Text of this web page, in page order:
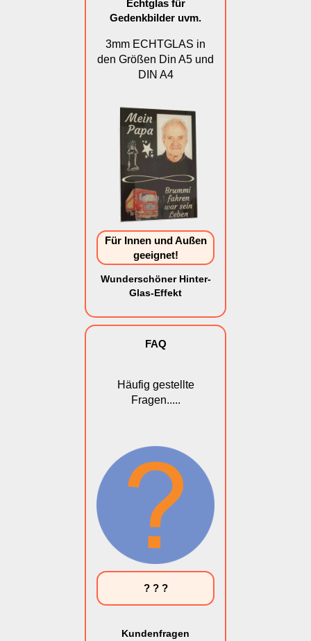
Echtglas für
Gedenkbilder uvm.
3mm ECHTGLAS in
den Größen Din A5 und
DIN A4
Für Innen und Außen
geeignet!
Wunderschöner Hinter-
Glas-Effekt
FAQ
Häufig gestellte
Fragen.....
? ? ?
Kundenfragen